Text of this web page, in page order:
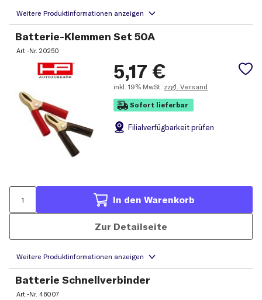
Batterie-Klemmen Set 50A
Art.-Nr.20250
5,17 €
inkl. 19% MwSt. zzgl. Versand
Sofort lieferbar
Filialverfügbarkeit prüfen
In den Warenkorb
Zur Detailseite
Batterie Schnellverbinder
Art.-Nr.46007